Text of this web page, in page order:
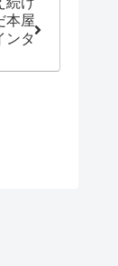
本屋
ンタ